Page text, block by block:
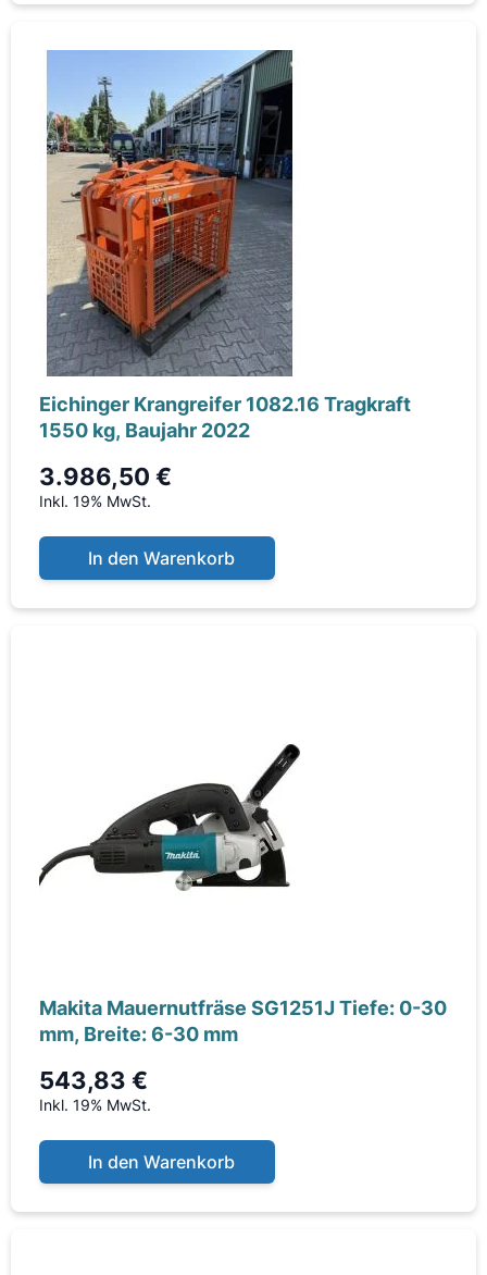
Eichinger Krangreifer 1082.16 Tragkraft
1550 kg, Baujahr 2022
3.986,50 €
Inkl. 19% MwSt.
In den Warenkorb
Makita Mauernutfräse SG1251J Tiefe: 0-30
mm, Breite: 6-30 mm
543,83 €
Inkl. 19% MwSt.
In den Warenkorb